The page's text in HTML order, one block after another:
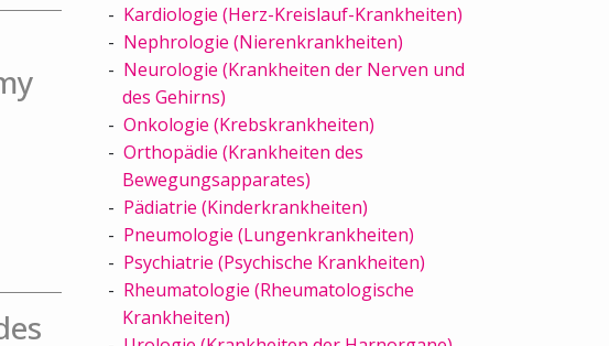
Kardiologie (Herz-Kreislauf-Krankheiten)
Nephrologie (Nierenkrankheiten)
Neurologie (Krankheiten der Nerven und
des Gehirns)
Onkologie (Krebskrankheiten)
Orthopädie (Krankheiten des
Bewegungsapparates)
Pädiatrie (Kinderkrankheiten)
Pneumologie (Lungenkrankheiten)
Psychiatrie (Psychische Krankheiten)
Rheumatologie (Rheumatologische
Krankheiten)